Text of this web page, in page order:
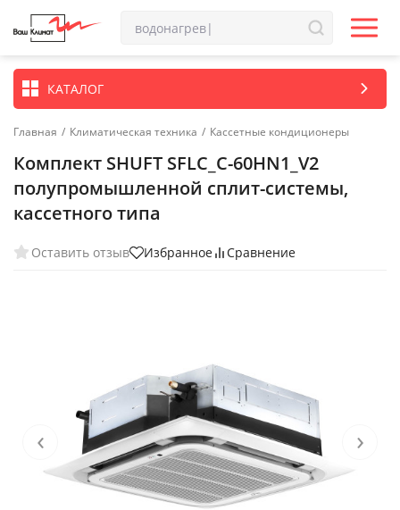
КАТАЛОГ
Главная / Климатическая техника / Кассетные кондиционеры
Комплект SHUFT SFLC_C-60HN1_V2
полупромышленной сплит-системы,
кассетного типа
Оставить отзыв Избранное Сравнение
‹ ›